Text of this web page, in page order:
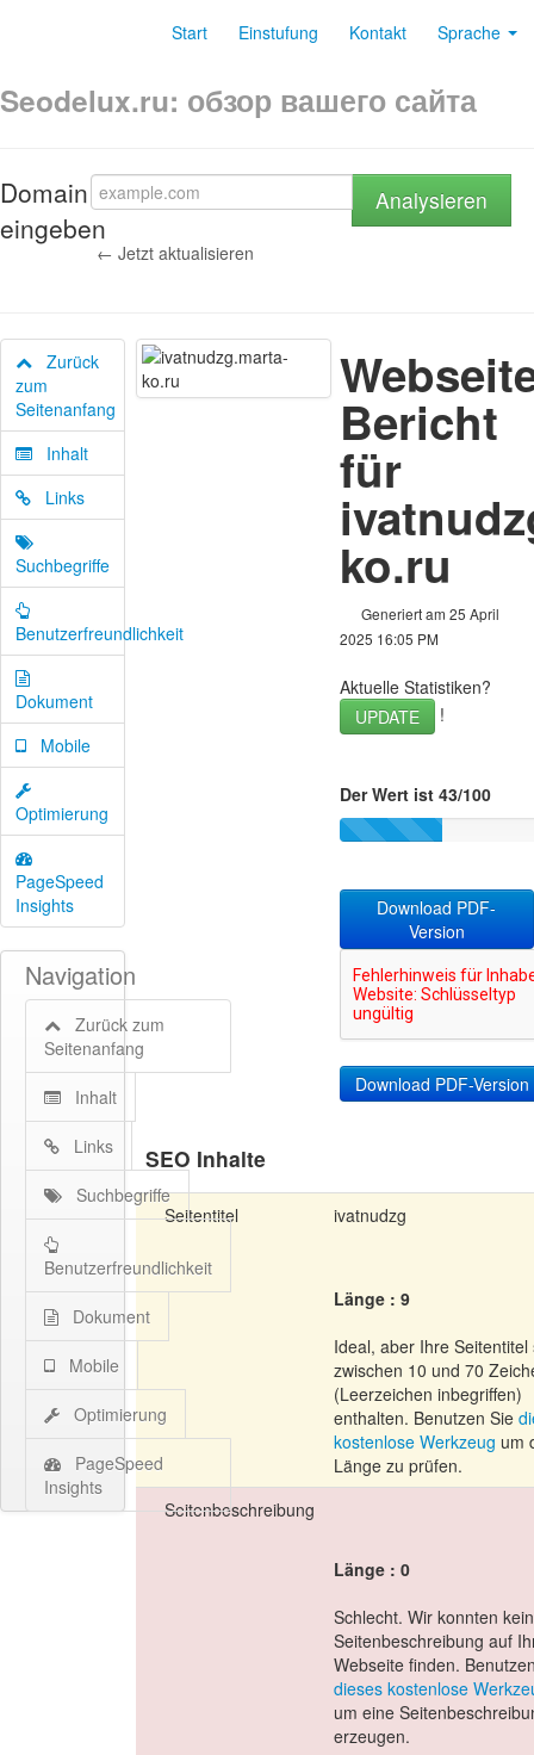
Start Einstufung Kontakt Sprache
Seodelux.ru: обзор вашего сайта
Domain
eingeben
Analysieren
← Jetzt aktualisieren
Zurück
zum
Seitenanfang
Inhalt
Links
Suchbegriffe
Benutzerfreundlichkeit
Dokument
Mobile
Optimierung
PageSpeed
Insights
Navigation
Zurück zum
Seitenanfang
Inhalt
Links
Suchbegriffe
Benutzerfreundlichkeit
Dokument
Mobile
Optimierung
PageSpeed
Insights
Bericht
für
ko.ru
Generiert am 25 April
2025 16:05 PM
Aktuelle Statistiken?
UPDATE
!
Der Wert ist 43/100
Download PDF-
Version
SEO Inhalte
Seitentitel ivatnudzg
Länge : 9
Ideal, aber Ihre Seitentitel
zwischen 10 und 70
(Leerzeichen inbegriffen)
enthalten. Benutzen Sie
kostenlose Werkzeug um
Länge zu prüfen.
Seitenbeschreibung
Länge : 0
Schlecht. Wir konnten
Seitenbeschreibung auf
Webseite finden.
dieses kostenlose
um eine
erzeugen.